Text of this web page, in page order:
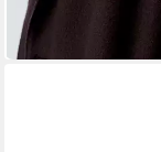
in 3-4 Werktagen bei dir